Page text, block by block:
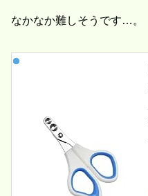
なかなか難しそうです…。